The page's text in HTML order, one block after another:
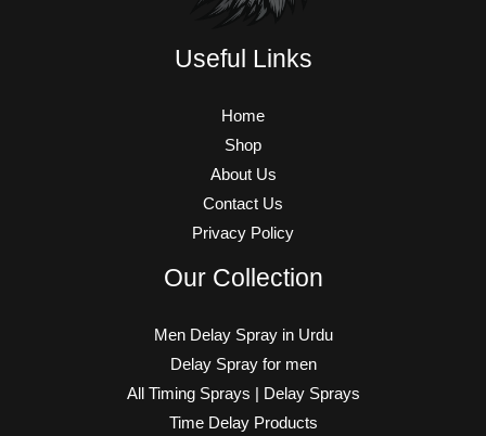
Useful Links
Home
Shop
About Us
Contact Us
Privacy Policy
Our Collection
Men Delay Spray in Urdu
Delay Spray for men
All Timing Sprays | Delay Sprays
Time Delay Products